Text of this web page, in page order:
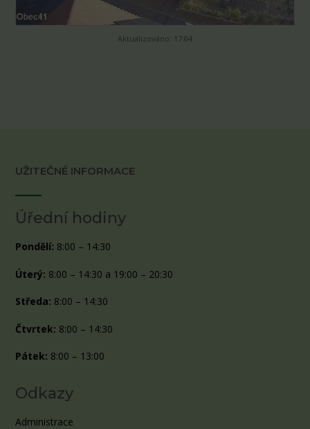
Aktualizováno: 17:04
UŽITEČNÉ INFORMACE
Úřední hodiny
Pondělí: 8:00 – 14:30
Úterý: 8:00 – 14:30 a 19:00 – 20:30
Středa: 8:00 – 14:30
Čtvrtek: 8:00 – 14:30
Pátek: 8:00 – 13:00
Odkazy
Administrace